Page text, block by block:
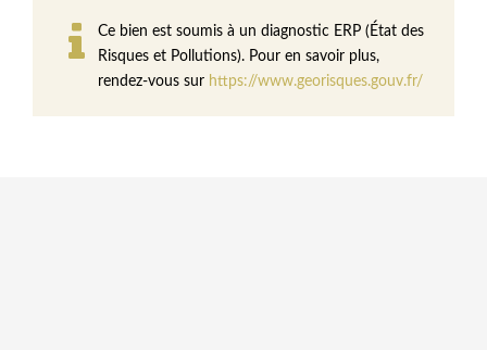
Ce bien est soumis à un diagnostic ERP (État des
Risques et Pollutions). Pour en savoir plus,
rendez-vous sur https://www.georisques.gouv.fr/